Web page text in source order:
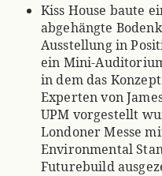
Kiss House baute
abgehängte
Ausstellung in
ein Mini-
in dem das
Experten von
UPM vorgestellt
Londoner Messe
Environmental
Futurebuild